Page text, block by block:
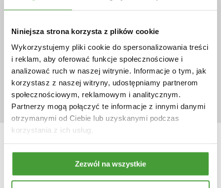
Niniejsza strona korzysta z plików cookie
Wykorzystujemy pliki cookie do spersonalizowania treści
i reklam, aby oferować funkcje społecznościowe i
analizować ruch w naszej witrynie. Informacje o tym, jak
korzystasz z naszej witryny, udostępniamy partnerom
społecznościowym, reklamowym i analitycznym.
Partnerzy mogą połączyć te informacje z innymi danymi
otrzymanymi od Ciebie lub uzyskanymi podczas
korzystania z ich usług.
Zezwól na wszystkie
Instalacje wymagające pozwolenia zintegrowanego,
potocznie określane jako instalacje IPPC, podlegają
oddziaływania na środowisko. Obowiązki te mogą
wielkości emisji, w tym emisji substancji do powietrza,
takich…
1 2 3 4 5 6
ZOBACZ HARMONOGRAM SZKOLEŃ